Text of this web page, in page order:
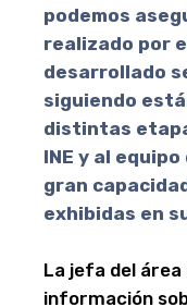
podemos
realizado por
desarrollado
siguiendo
distintas
INE y al
gran
exhibidas en
La jefa del
información